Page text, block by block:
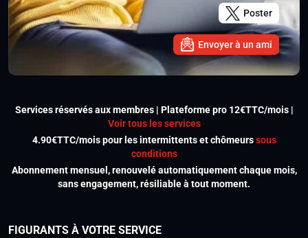
Poster
Envoyer à un ami
Services réservés aux membres | Plateforme pro 12€TTC/mois |
Voir tous les services
4.90€TTC/mois pour les intermittents et chômeurssous
conditions
Abonnement mensuel, renouvelé automatiquement chaque mois,
sans engagement, résiliable à tout moment.
FIGURANTS À VOTRE SERVICE